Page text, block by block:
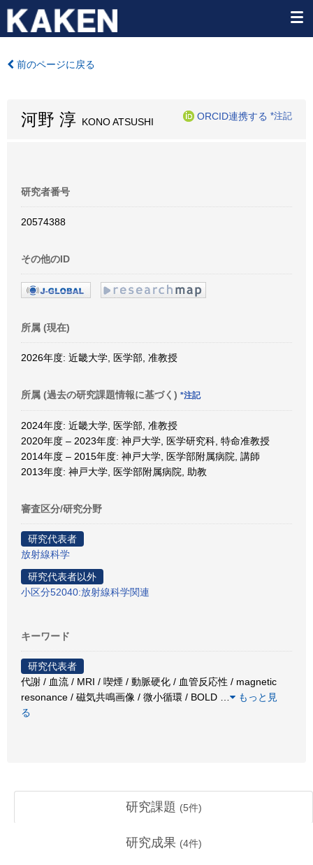
前のページに戻る
河野 淳 KONO ATSUSHI
ORCID連携する *注記
研究者番号
20574388
その他のID
所属 (現在)
2026年度: 近畿大学, 医学部, 准教授
所属 (過去の研究課題情報に基づく) *注記
2024年度: 近畿大学, 医学部, 准教授
2020年度 – 2023年度: 神戸大学, 医学研究科, 特命准教授
2014年度 – 2015年度: 神戸大学, 医学部附属病院, 講師
2013年度: 神戸大学, 医学部附属病院, 助教
審査区分/研究分野
研究代表者
放射線科学
研究代表者以外
小区分52040:放射線科学関連
キーワード
研究代表者
代謝 / 血流 / MRI / 喫煙 / 動脈硬化 / 血管反応性 / magnetic
resonance / 磁気共鳴画像 / 微小循環 / BOLD
もっと見
る
研究課題 (5件)
研究成果 (4件)